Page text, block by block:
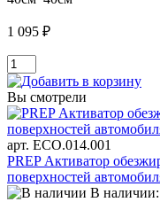
1 095 ₽
Вы смотрели
арт. ECO.014.001
PREP Активатор
поверхностей
В